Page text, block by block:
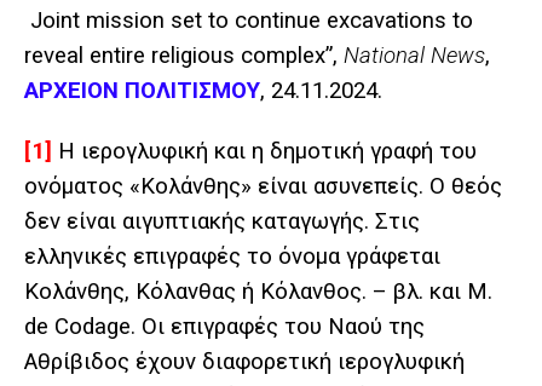
Joint mission set to continue excavations to
reveal entire religious complex”, National News,
ΑΡΧΕΙΟΝ ΠΟΛΙΤΙΣΜΟΥ, 24.11.2024.
[1] Η ιερογλυφική ​​και η δημοτική γραφή του
ονόματος «Κολάνθης» είναι ασυνεπείς. Ο θεός
δεν είναι αιγυπτιακής καταγωγής. Στις
ελληνικές επιγραφές το όνομα γράφεται
Κολάνθης, Κόλανθας ή Κόλανθος. – βλ. και M.
de Codage. Οι επιγραφές του Ναού της
Αθρίβιδος έχουν διαφορετική ιερογλυφική ​​